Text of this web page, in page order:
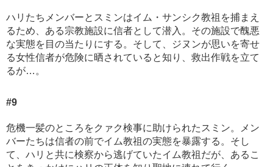
ハリたちメンバーとスミンはイム・サンシク教祖を捕まえ
るため、ある宗教施設に信者として潜入。その施設で醜悪
な実態を目の当たりにする。そして、ジヌンが思いを寄せ
る女性信者が危険に晒されていると知り、救出作戦を立て
るが…。
#9
危機一髪のところをクァク検事に助けられたスミン。メン
バーたちは信者の前でイム教祖の実態を暴露する。そし
て、ハリと共に検察から逃げていたイム教祖だが、あるこ